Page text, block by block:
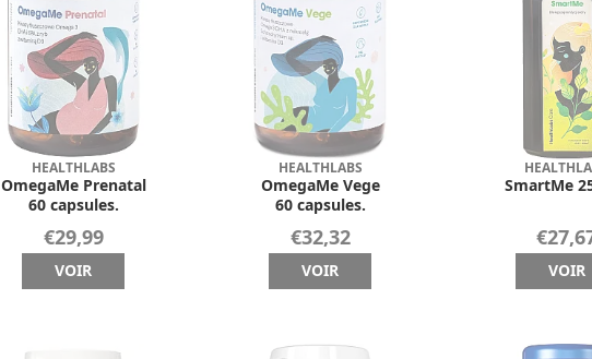
HEALTHLABS
OmegaMe Prenatal
60 capsules.
€29,99
VOIR
HEALTHLABS
OmegaMe Vege
60 capsules.
€32,32
VOIR
SmartMe
VOIR